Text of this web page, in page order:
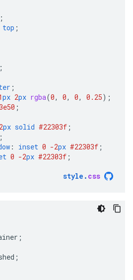
;
top ;
;
;
px 2px rgba(0, 0, 0, 0.25);
;
2px solid #22303f ;
;
: inset 0 -2px #22303f ;
0 -2px #22303f ;
style . css
;
;